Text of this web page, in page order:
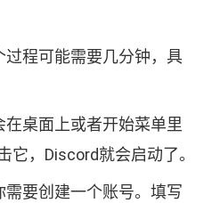
程可能需要几分钟，具
桌面上或者开始菜单里
它，Discord就会启动了。
要创建一个账号。填写